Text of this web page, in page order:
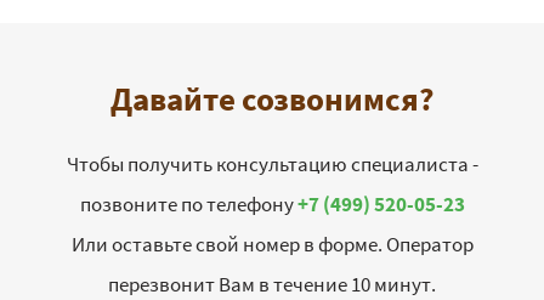
Давайте созвонимся?
Чтобы получить консультацию специалиста -
позвоните по телефону+7 (499) 520-05-23
Или оставьте свой номер в форме. Оператор
перезвонит Вам в течение 10 минут.